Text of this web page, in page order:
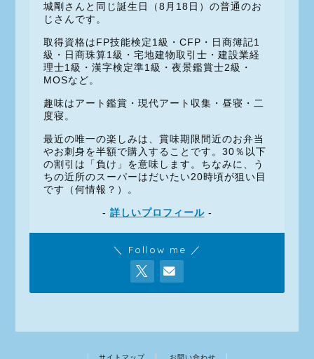
城剛さんと同じ誕生日（8月18日）の普通のお
じさんです。
取得資格はFP技能検定1級・CFP・日商簿記1
級・日商珠算1級・宅地建物取引士・建設業経
理士1級・漢字検定準1級・夜景鑑賞士2級・
MOSなど。
趣味はアート鑑賞・現代アート収集・昼寝・二
度寝。
最近の唯一の楽しみは、賞味期限間近のお弁当
やお刺身を半額で購入することです。30％以下
の割引は「負け」を意味します。ちなみに、う
ちの近所のスーパーはだいたい20時頃が狙い目
です（何情報？）。
- 詳しいプロフィール-
＼ Follow me ／
サイトマップ お問い合わせ